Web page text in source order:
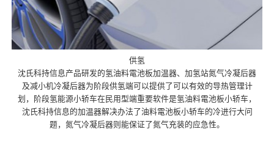
供氢
沈氏科持信息产品研发的氢油料電池板加温器、加氢站氮气冷凝后器
及减小机冷凝后器为阶段供氢端可以提供了可以有效的导热管理计
划，阶段氢能源小轿车在民用型端重要软件是氢油料電池板小轿车，
沈氏科持信息的加温器解决办法了油料電池板小轿车的冷进行大问
题，氮气冷凝后器则能保证了氮气充装的应急性。